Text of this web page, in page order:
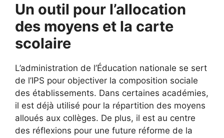
Un outil pour l’allocation
des moyens et la carte
scolaire
L’administration de l’Éducation nationale se sert
de l’IPS pour objectiver la composition sociale
des établissements. Dans certaines académies,
il est déjà utilisé pour la répartition des moyens
alloués aux collèges. De plus, il est au centre
des réflexions pour une future réforme de la